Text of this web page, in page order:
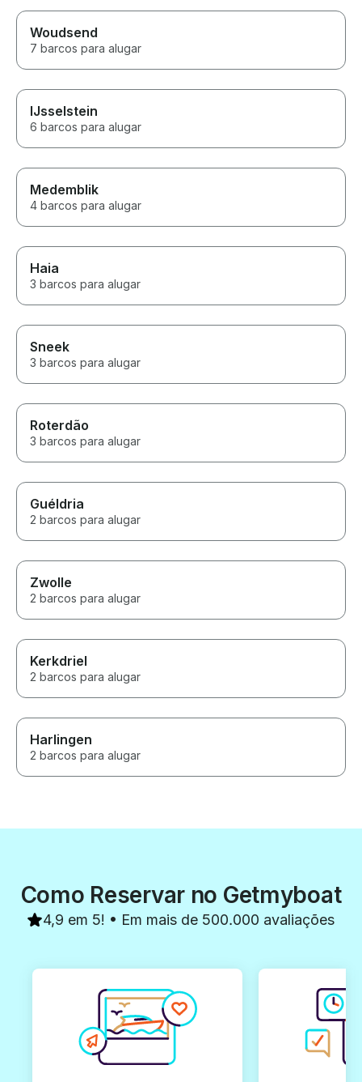
Woudsend
7 barcos para alugar
IJsselstein
6 barcos para alugar
Medemblik
4 barcos para alugar
Haia
3 barcos para alugar
Sneek
3 barcos para alugar
Roterdão
3 barcos para alugar
Guéldria
2 barcos para alugar
Zwolle
2 barcos para alugar
Kerkdriel
2 barcos para alugar
Harlingen
2 barcos para alugar
Como Reservar no Getmyboat
4,9 em 5! • Em mais de 500.000 avaliações